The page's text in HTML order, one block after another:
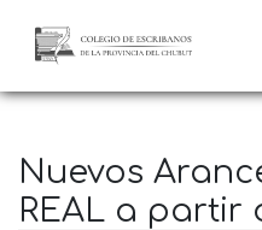
Nuevos
REAL a partir